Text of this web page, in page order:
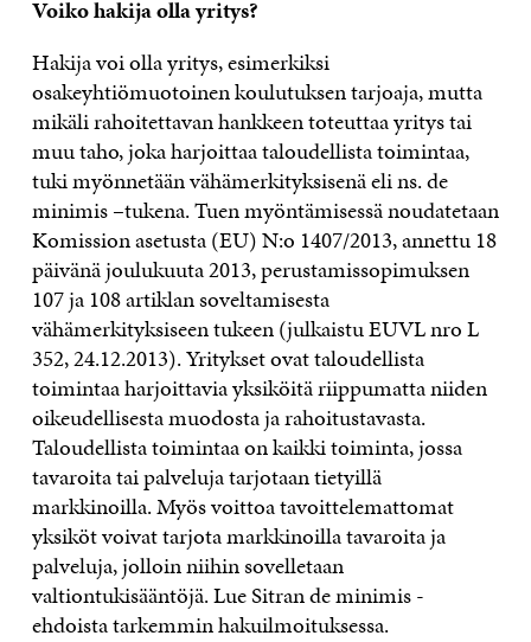
Voiko hakija olla yritys?
Hakija voi olla yritys, esimerkiksi
osakeyhtiömuotoinen koulutuksen tarjoaja, mutta
mikäli rahoitettavan hankkeen toteuttaa yritys tai
muu taho, joka harjoittaa taloudellista toimintaa,
tuki myönnetään vähämerkityksisenä eli ns. de
minimis –tukena. Tuen myöntämisessä noudatetaan
Komission asetusta (EU) N:o 1407/2013, annettu 18
päivänä joulukuuta 2013, perustamissopimuksen
107 ja 108 artiklan soveltamisesta
vähämerkityksiseen tukeen (julkaistu EUVL nro L
352, 24.12.2013). Yritykset ovat taloudellista
toimintaa harjoittavia yksiköitä riippumatta niiden
oikeudellisesta muodosta ja rahoitustavasta.
Taloudellista toimintaa on kaikki toiminta, jossa
tavaroita tai palveluja tarjotaan tietyillä
markkinoilla. Myös voittoa tavoittelemattomat
yksiköt voivat tarjota markkinoilla tavaroita ja
palveluja, jolloin niihin sovelletaan
valtiontukisääntöjä. Lue Sitran de minimis -
ehdoista tarkemmin hakuilmoituksessa.